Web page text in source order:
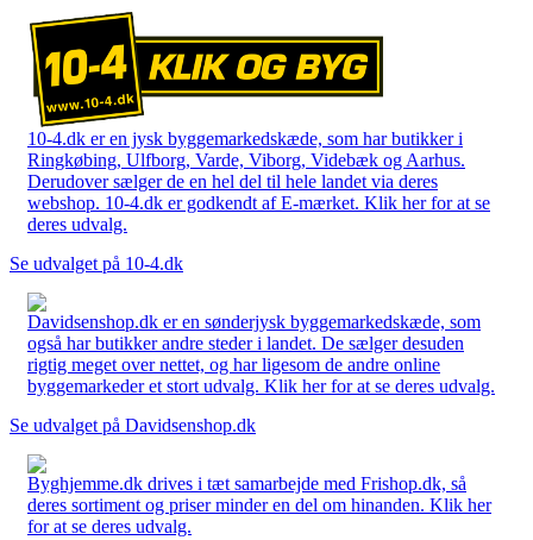
10-4.dk er en jysk byggemarkedskæde, som har butikker i
Ringkøbing, Ulfborg, Varde, Viborg, Videbæk og Aarhus.
Derudover sælger de en hel del til hele landet via deres
webshop. 10-4.dk er godkendt af E-mærket. Klik her for at se
deres udvalg.
Se udvalget på 10-4.dk
Davidsenshop.dk er en sønderjysk byggemarkedskæde, som
også har butikker andre steder i landet. De sælger desuden
rigtig meget over nettet, og har ligesom de andre online
byggemarkeder et stort udvalg. Klik her for at se deres udvalg.
Se udvalget på Davidsenshop.dk
Byghjemme.dk drives i tæt samarbejde med Frishop.dk, så
deres sortiment og priser minder en del om hinanden. Klik her
for at se deres udvalg.